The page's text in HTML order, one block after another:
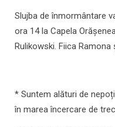
Slujba de înmormântare
ora 14 la Capela
Rulikowski. Fiica Ramona
* Suntem alături de
în marea încercare de